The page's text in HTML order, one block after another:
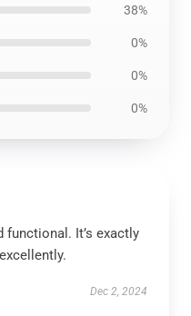
38%
0%
0%
0%
It’s exactly
Dec 2, 2024